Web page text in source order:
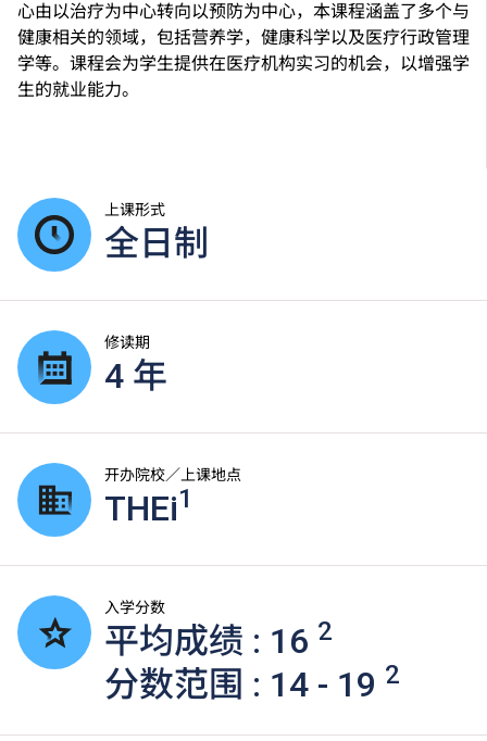
心由以治疗为中心转向以预防为中心，本课程涵盖了多个与
健康相关的领域，包括营养学，健康科学以及医疗行政管理
学等。课程会为学生提供在医疗机构实习的机会，以增强学
生的就业能力。
上课形式
全日制
修读期
4 年
开办院校／上课地点
THEi1
入学分数
平均成绩 : 16 2
分数范围 : 14 - 19 2